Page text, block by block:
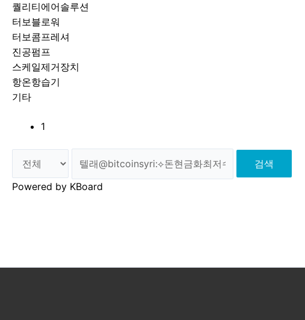
퀄리티에어솔루션
터보블로워
터보콤프레셔
진공펌프
스케일제거장치
항온항습기
기타
1
검색
Powered by KBoard